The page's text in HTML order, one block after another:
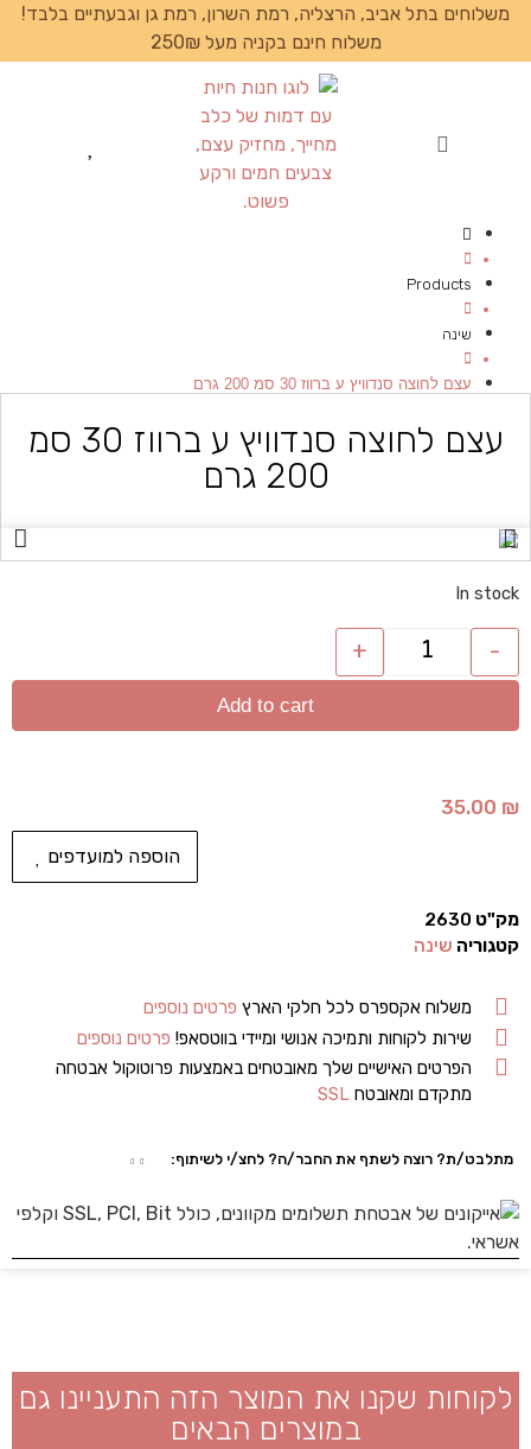
משלוחים בתל אביב, הרצליה, רמת השרון, רמת גן וגבעתיים בלבד!
משלוח חינם בקניה מעל 250₪
Products
שינה
עצם לחוצה סנדוויץ ע ברווז 30 סמ 200 גרם
עצם לחוצה סנדוויץ ע ברווז 30 סמ
200 גרם
In stock
-
+
Add to cart
35.00 ₪
הוספה למועדפים
מק"ט 2630
קטגוריה שינה
משלוח אקספרס לכל חלקי הארץ פרטים נוספים
שירות לקוחות ותמיכה אנושי ומיידי בווטסאפ! פרטים נוספים
הפרטים האישיים שלך מאובטחים באמצעות פרוטוקול אבטחה
מתקדם ומאובטחSSL
מתלבט/ת? רוצה לשתף את החבר/ה? לחצ/י לשיתוף:
לקוחות שקנו את המוצר הזה התעניינו גם
במוצרים הבאים